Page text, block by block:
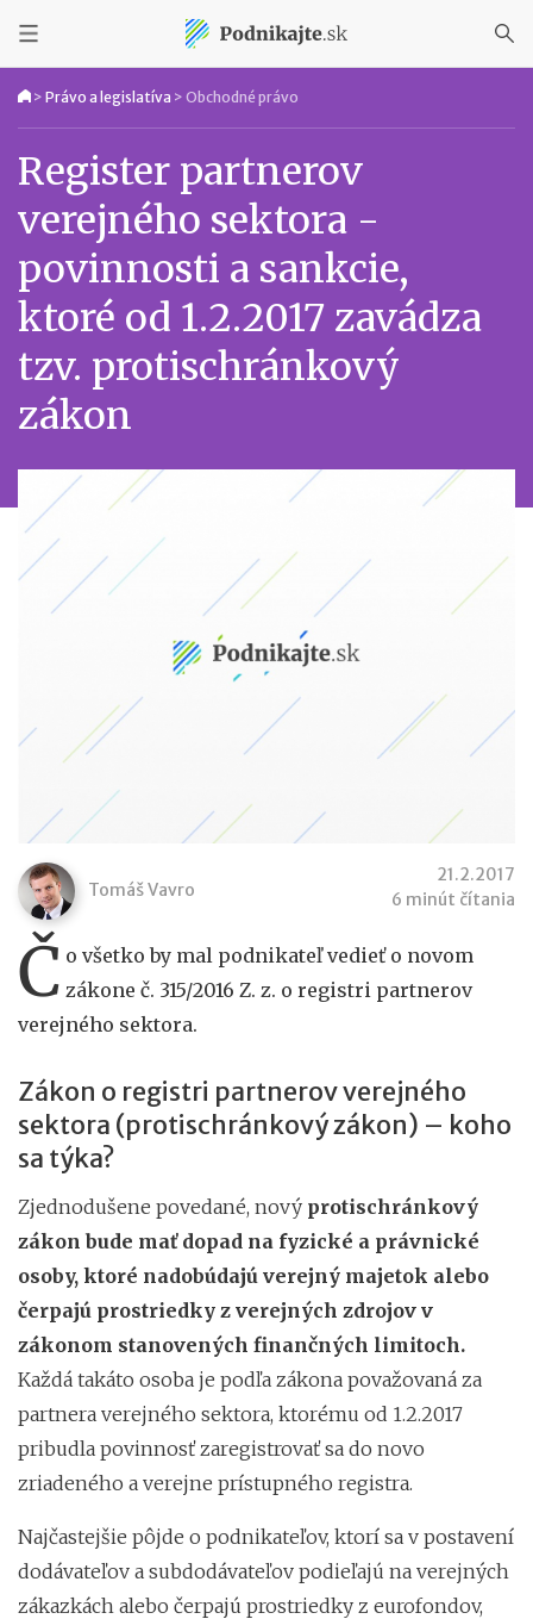
> Právo a legislatíva > Obchodné právo
Register partnerov
verejného sektora -
povinnosti a sankcie,
ktoré od 1.2.2017 zavádza
tzv. protischránkový
zákon
Tomáš Vavro
21.2.2017
6 minút čítania
Č o všetko by mal podnikateľ vedieť o novom
zákone č. 315/2016 Z. z. o registri partnerov
verejného sektora.
Zákon o registri partnerov verejného
sektora (protischránkový zákon) – koho
sa týka?
Zjednodušene povedané, nový protischránkový
zákon bude mať dopad na fyzické a právnické
osoby, ktoré nadobúdajú verejný majetok alebo
čerpajú prostriedky z verejných zdrojov v
zákonom stanovených finančných limitoch.
Každá takáto osoba je podľa zákona považovaná za
partnera verejného sektora, ktorému od 1.2.2017
pribudla povinnosť zaregistrovať sa do novo
zriadeného a verejne prístupného registra.
Najčastejšie pôjde o podnikateľov, ktorí sa v postavení
dodávateľov a subdodávateľov podieľajú na verejných
zákazkách alebo čerpajú prostriedky z eurofondov,